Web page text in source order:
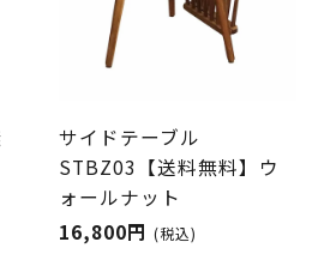
サイドテーブル
STBZ03【送料無料】ウ
ォールナット
16,800円(税込)